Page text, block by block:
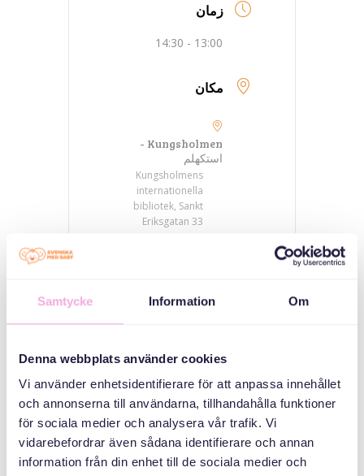
Samtycke Information Om
Denna webbplats använder cookies
Vi använder enhetsidentifierare för att anpassa innehållet
och annonserna till användarna, tillhandahålla funktioner
för sociala medier och analysera vår trafik. Vi
vidarebefordrar även sådana identifierare och annan
information från din enhet till de sociala medier och
زمان
13:00 - 14:30
مکان
Kungsholmen -
استکهلم
Kungsholmens
internationella
bibliotek, Sankt
Eriksgatan 33
کنند
سازمان دهنده